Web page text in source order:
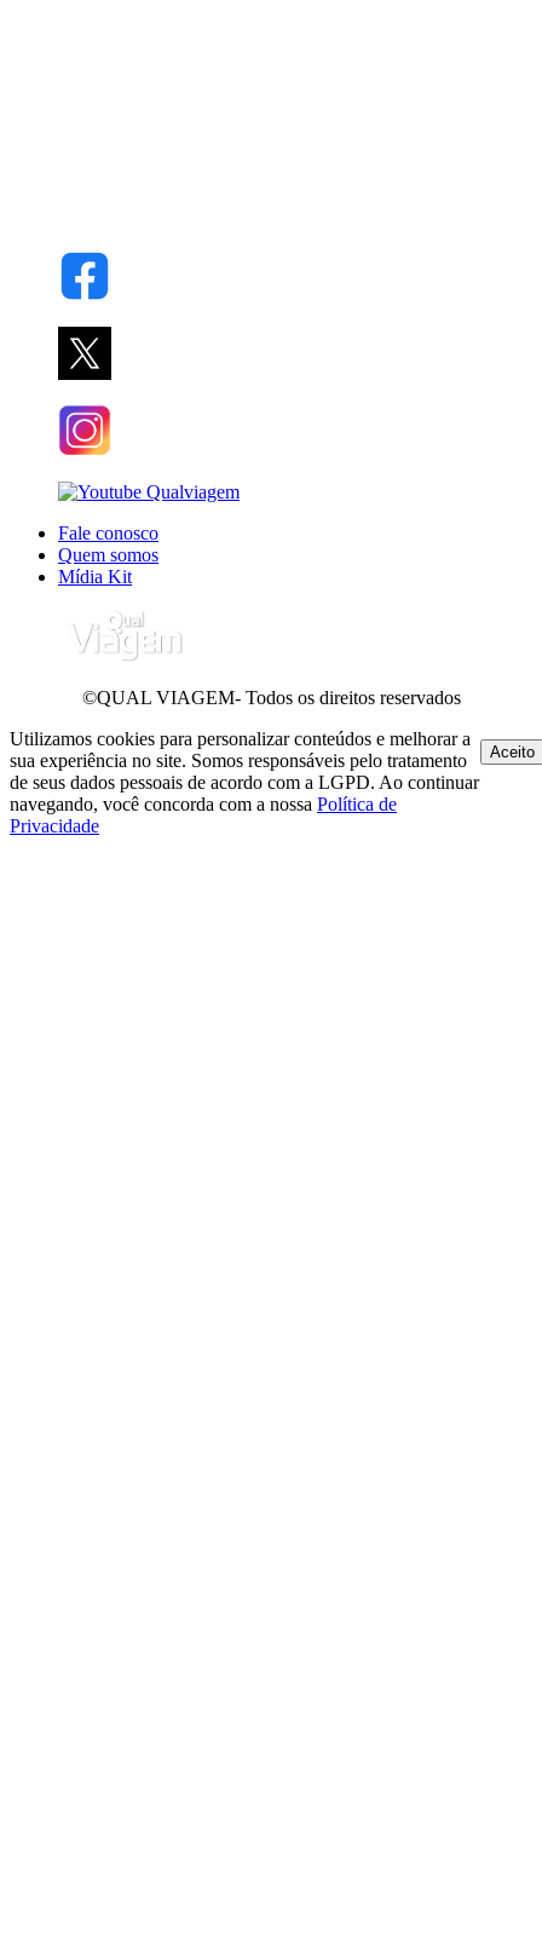
Fale conosco
Quem somos
Mídia Kit
©QUAL VIAGEM- Todos os direitos reservados
Utilizamos cookies para personalizar conteúdos e melhorar a
sua experiência no site. Somos responsáveis pelo tratamento
de seus dados pessoais de acordo com a LGPD. Ao continuar
navegando, você concorda com a nossa Política de
Privacidade
Aceito